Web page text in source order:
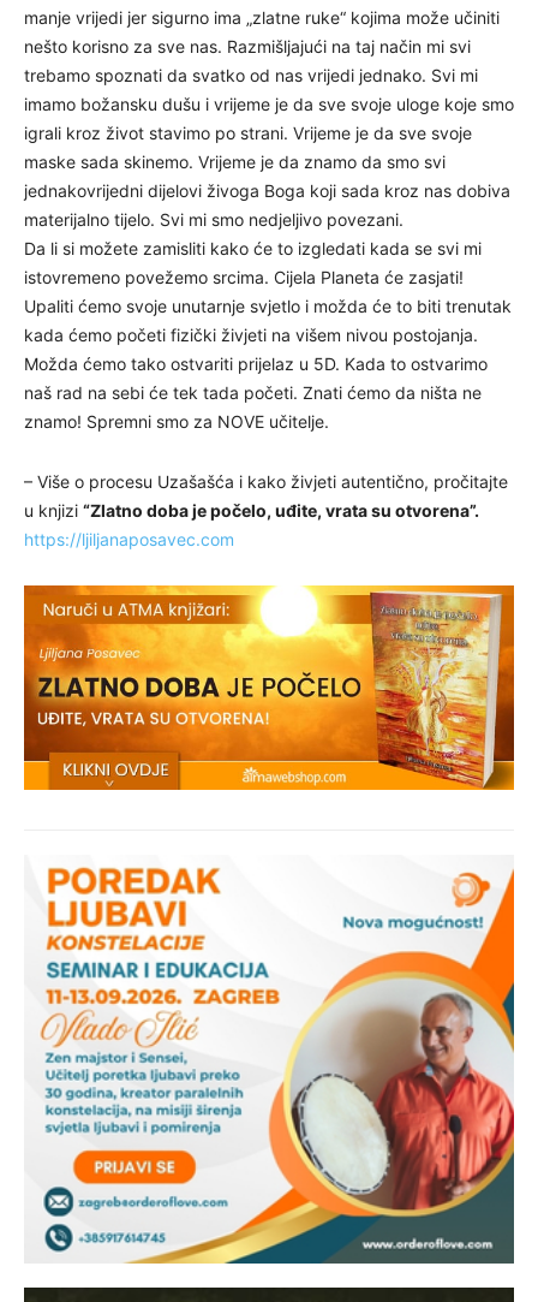
manje vrijedi jer sigurno ima „zlatne ruke“ kojima može učiniti
nešto korisno za sve nas. Razmišljajući na taj način mi svi
trebamo spoznati da svatko od nas vrijedi jednako. Svi mi
imamo božansku dušu i vrijeme je da sve svoje uloge koje smo
igrali kroz život stavimo po strani. Vrijeme je da sve svoje
maske sada skinemo. Vrijeme je da znamo da smo svi
jednakovrijedni dijelovi živoga Boga koji sada kroz nas dobiva
materijalno tijelo. Svi mi smo nedjeljivo povezani.
Da li si možete zamisliti kako će to izgledati kada se svi mi
istovremeno povežemo srcima. Cijela Planeta će zasjati!
Upaliti ćemo svoje unutarnje svjetlo i možda će to biti trenutak
kada ćemo početi fizički živjeti na višem nivou postojanja.
Možda ćemo tako ostvariti prijelaz u 5D. Kada to ostvarimo
naš rad na sebi će tek tada početi. Znati ćemo da ništa ne
znamo! Spremni smo za NOVE učitelje.
– Više o procesu Uzašašća i kako živjeti autentično, pročitajte
u knjizi “Zlatno doba je počelo, uđite, vrata su otvorena”.
https://ljiljanaposavec.com